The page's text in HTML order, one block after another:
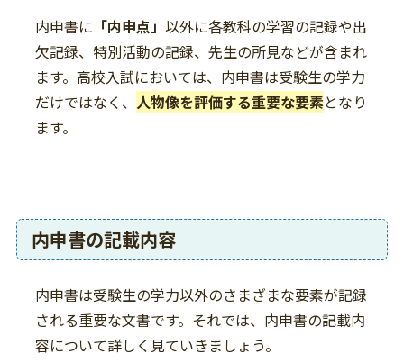
内申書に 「内申点」 以外に各教科の学習の記録や出
欠記録、特別活動の記録、先生の所見などが含まれ
ます。高校入試においては、内申書は受験生の学力
だけではなく、 人物像を評価する重要な要素となり
ます。
内申書の記載内容
内申書は受験生の学力以外のさまざまな要素が記録
される重要な文書です。それでは、内申書の記載内
容について詳しく見ていきましょう。